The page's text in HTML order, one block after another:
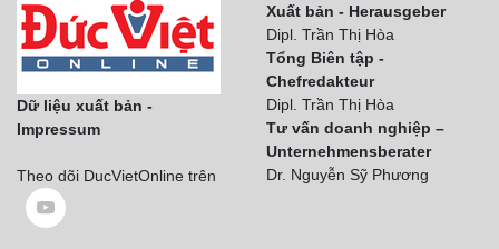
Dữ liệu xuất bản -
Impressum
Theo dõi DucVietOnline trên
Xuất bản - Herausgeber
Dipl. Trần Thị Hòa
Tổng Biên tập -
Chefredakteur
Dipl. Trần Thị Hòa
Tư vấn doanh nghiệp –
Unternehmensberater
Dr. Nguyễn Sỹ Phương